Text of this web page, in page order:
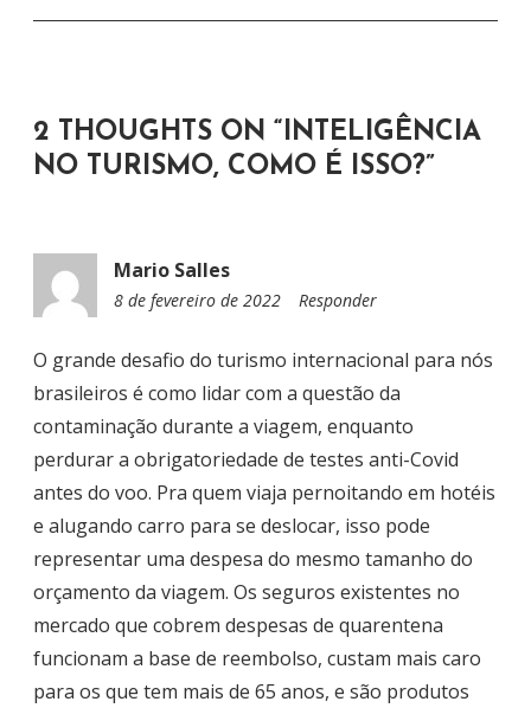
D
E
T
2 THOUGHTS ON “ INTELIGÊNCIA
NO TURISMO, COMO É ISSO?”
Mario Salles
8 de fevereiro de 2022
1
:
1
Responder
O grande desafio do turismo internacional para nós
brasileiros é como lidar com a questão da
contaminação durante a viagem, enquanto
perdurar a obrigatoriedade de testes anti-Covid
antes do voo. Pra quem viaja pernoitando em hotéis
e alugando carro para se deslocar, isso pode
representar uma despesa do mesmo tamanho do
orçamento da viagem. Os seguros existentes no
mercado que cobrem despesas de quarentena
funcionam a base de reembolso, custam mais caro
para os que tem mais de 65 anos, e são produtos